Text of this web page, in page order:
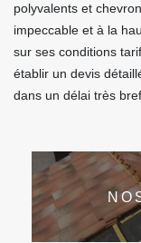
polyvalents et
impeccable et à la
sur ses conditions
établir un devis
dans un délai très bref.